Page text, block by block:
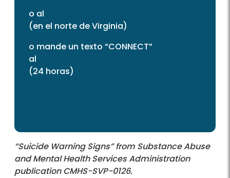
o al
(en el norte de Virginia)
o mande un texto “CONNECT”
al
(24 horas)
“Suicide Warning Signs” from Substance Abuse
and Mental Health Services Administration
publication CMHS-SVP-0126.